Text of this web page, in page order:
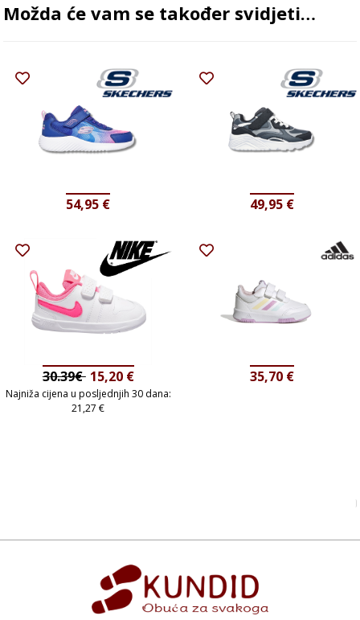
Možda će vam se također svidjeti…
54,95 € 49,95 €
-50%
30.39€ 15,20 €
Najniža cijena u posljednjih 30 dana:
21,27€
35,70 €